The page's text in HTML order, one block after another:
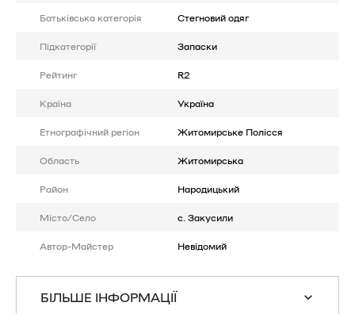
Батькiвська категорія Стегновий одяг
Підкатегорії Запаски
Рейтинг R2
Країна Україна
Етнографічний регіон Житомирське Полісся
Область Житомирська
Район Народицький
Місто/Село с. Закусили
Автор-Майстер Невідомий
БІЛЬШЕ ІНФОРМАЦІЇ